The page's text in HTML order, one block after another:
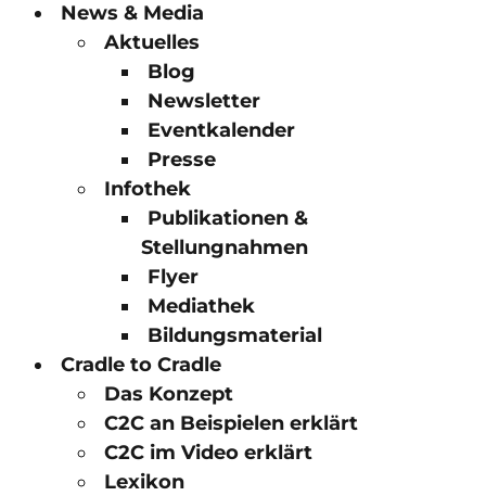
News & Media
Aktuelles
Blog
Newsletter
Eventkalender
Presse
Infothek
Publikationen &
Stellungnahmen
Flyer
Mediathek
Bildungsmaterial
Cradle to Cradle
Das Konzept
C2C an Beispielen erklärt
C2C im Video erklärt
Lexikon